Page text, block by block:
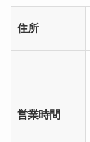
住所
営業時間